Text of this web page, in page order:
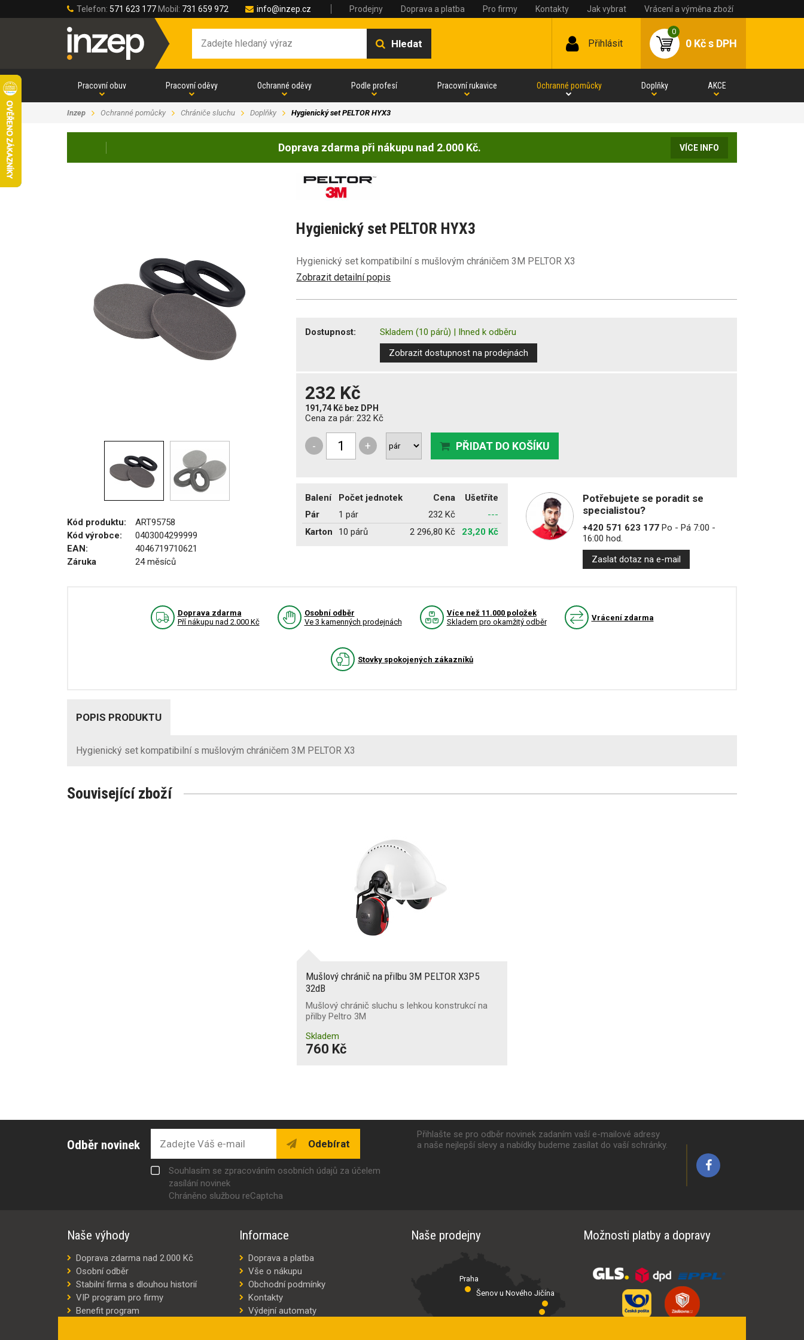
Telefon: 571 623 177 Mobil: 731 659 972 info@inzep.cz Prodejny Doprava a platba Pro firmy Kontakty Jak vybrat Vrácení a výměna zboží
Hledat Přihlásit
0
0 Kčs DPH
Pracovní obuv Pracovní oděvy Ochranné oděvy Podle profesí Pracovní rukavice Ochranné pomůcky Doplňky AKCE
Inzep Ochranné pomůcky Chrániče sluchu Doplňky Hygienický set PELTOR HYX3
Doprava zdarma při nákupu nad 2.000 Kč. VÍCE INFO
Kód produktu:
ART95758
Kód výrobce:
0403004299999
EAN:
4046719710621
Záruka
24 měsíců
Hygienický set PELTOR HYX3
Hygienický set kompatibilní s mušlovým chráničem 3M PELTOR X3
Zobrazit detailní popis
Dostupnost: Skladem (10 párů) | Ihned k odběru
Zobrazit dostupnost na prodejnách
232 Kč
191,74 Kč bez DPH
Cena za pár:232 Kč
- + PŘIDAT DO KOŠÍKU
Balení Počet jednotek Cena
Ušetříte
Pár
1 pár 232 Kč
---
Karton
10 párů 2 296,80 Kč 23,20 Kč
Potřebujete se poradit se
specialistou?
+420 571 623 177Po - Pá 7:00 -
16:00 hod.
Zaslat dotaz na e-mail
Doprava zdarma
Pří nákupu nad 2.000 Kč
Osobní odběr
Ve 3 kamenných prodejnách
Více než 11.000 položek
Skladem pro okamžitý odběr
Vrácení zdarma
Stovky spokojených zákazníků
POPIS PRODUKTU
Hygienický set kompatibilní s mušlovým chráničem 3M PELTOR X3
Související zboží
Mušlový chránič na přilbu 3M PELTOR X3P5
32dB
Mušlový chránič sluchu s lehkou konstrukcí na
přilby Peltro 3M
Skladem
760 Kč
Odběr novinek Odebírat
Souhlasím se zpracováním osobních údajů za účelem
zasílání novinek
Chráněno službou reCaptcha
Přihlašte se pro odběr novinek zadaním vaší e-mailové adresy
a naše nejlepší slevy a nabídky budeme zasílat do vaší schránky.
Naše výhody
Doprava zdarma nad 2.000 Kč
Osobní odběr
Stabilní firma s dlouhou historií
VIP program pro firmy
Benefit program
Informace
Doprava a platba
Vše o nákupu
Obchodní podmínky
Kontakty
Výdejní automaty
Naše prodejny
Praha
Šenov u Nového Jičína
Možnosti platby a dopravy